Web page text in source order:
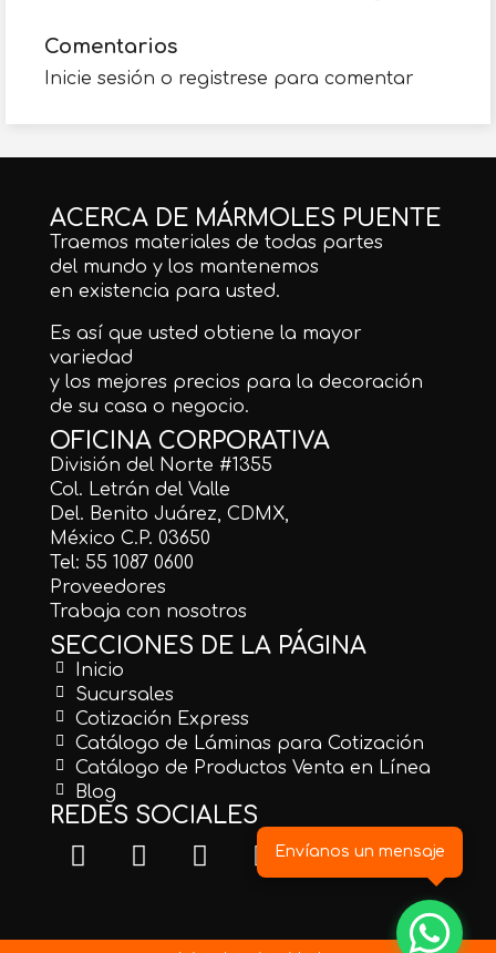
Comentarios
Inicie sesión o registrese para comentar
ACERCA DE MÁRMOLES PUENTE
Traemos materiales de todas partes
del mundo y los mantenemos
en existencia para usted.
Es así que usted obtiene la mayor
variedad
y los mejores precios para la decoración
de su casa o negocio.
OFICINA CORPORATIVA
División del Norte #1355
Col. Letrán del Valle
Del. Benito Juárez, CDMX,
México C.P. 03650
Tel: 55 1087 0600
Proveedores
Trabaja con nosotros
SECCIONES DE LA PÁGINA
Inicio
Sucursales
Cotización Express
Catálogo de Láminas para Cotización
Catálogo de Productos Venta en Línea
Blog
REDES SOCIALES
Envíanos un mensaje